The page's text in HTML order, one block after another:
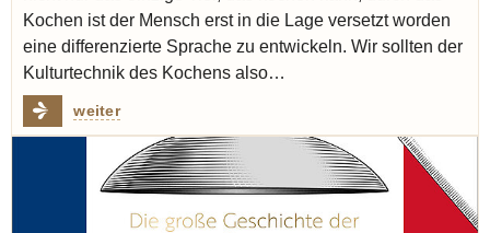
Kochen ist der Mensch erst in die Lage versetzt worden
eine differenzierte Sprache zu entwickeln. Wir sollten der
Kulturtechnik des Kochens also…
weiter